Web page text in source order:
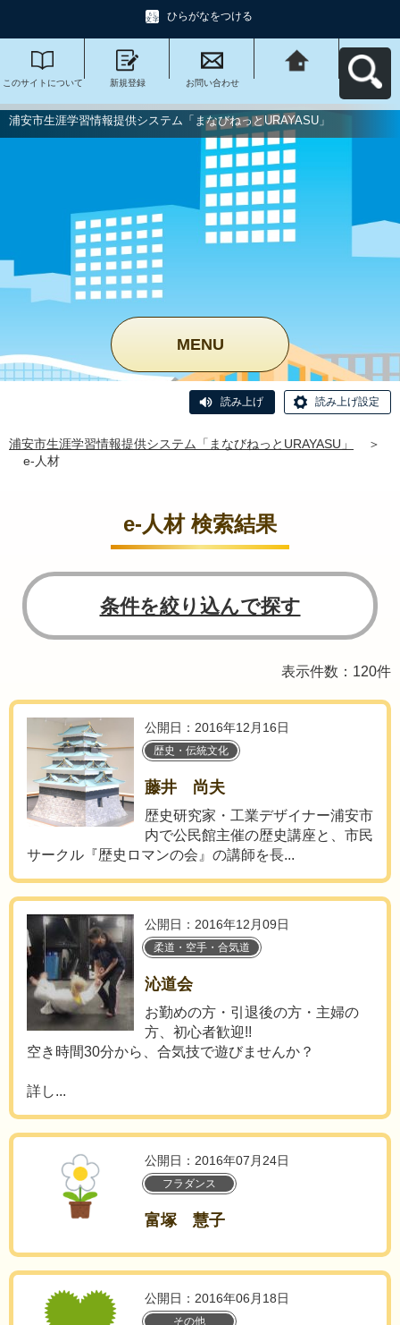
ひらがなをつける
このサイトについて 新規登録 お問い合わせ
びねっと
URAYASU」へ戻る
浦安市生涯学習情報提供システム「まなびねっとURAYASU」
MENU
読み上げ 読み上げ設定
浦安市生涯学習情報提供システム「まなびねっとURAYASU」
＞
e-人材
e-人材 検索結果
条件を絞り込んで探す
表示件数：120件
公開日：2016年12月16日
歴史・伝統文化
藤井 尚夫
歴史研究家・工業デザイナー浦安市
内で公民館主催の歴史講座と、市民
サークル『歴史ロマンの会』の講師を長...
公開日：2016年12月09日
柔道・空手・合気道
沁道会
お勤めの方・引退後の方・主婦の
方、初心者歓迎!!
空き時間30分から、合気技で遊びませんか？
詳し...
公開日：2016年07月24日
フラダンス
富塚 慧子
公開日：2016年06月18日
その他